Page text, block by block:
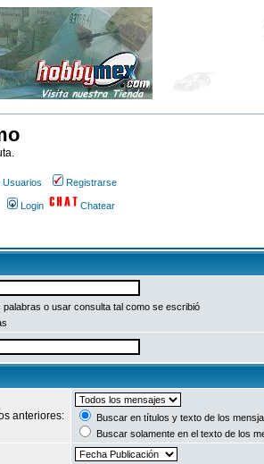
Usuarios Registrarse
Login Chatear
palabras o usar consulta tal como se escribió
anteriores:
Buscar en títulos y texto de los
Buscar solamente en el texto de los